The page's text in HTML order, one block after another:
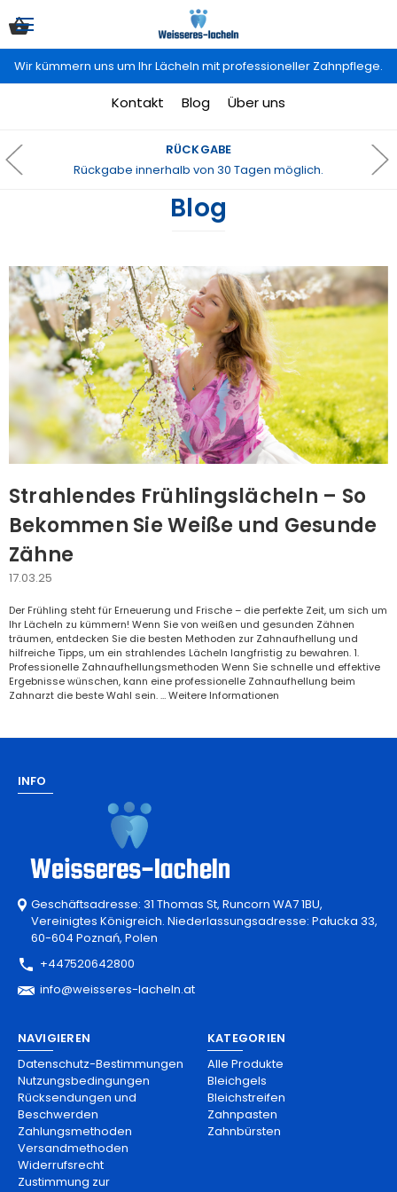
Wir kümmern uns um Ihr Lächeln mit professioneller Zahnpflege.
Kontakt Blog Über uns
RÜCKGABE
Rückgabe innerhalb von 30 Tagen möglich.
Blog
Strahlendes Frühlingslächeln – So
Bekommen Sie Weiße und Gesunde
Zähne
17.03.25
Der Frühling steht für Erneuerung und Frische – die perfekte Zeit, um sich um
Ihr Lächeln zu kümmern! Wenn Sie von weißen und gesunden Zähnen
träumen, entdecken Sie die besten Methoden zur Zahnaufhellung und
hilfreiche Tipps, um ein strahlendes Lächeln langfristig zu bewahren. 1.
Professionelle Zahnaufhellungsmethoden Wenn Sie schnelle und effektive
Ergebnisse wünschen, kann eine professionelle Zahnaufhellung beim
Zahnarzt die beste Wahl sein. …Weitere Informationen
INFO
Geschäftsadresse: 31 Thomas St, Runcorn WA7 1BU,
Vereinigtes Königreich. Niederlassungsadresse: Pałucka 33,
60-604 Poznań, Polen
+447520642800
info@weisseres-lacheln.at
NAVIGIEREN
Datenschutz-Bestimmungen
Nutzungsbedingungen
Rücksendungen und
Beschwerden
Zahlungsmethoden
Versandmethoden
Widerrufsrecht
Zustimmung zur
KATEGORIEN
Alle Produkte
Bleichgels
Bleichstreifen
Zahnpasten
Zahnbürsten